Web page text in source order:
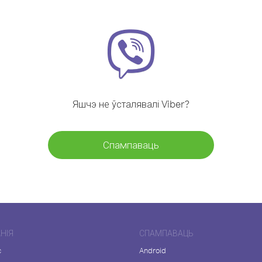
Яшчэ не ўсталявалі Viber?
Спампаваць
СПАМПАВАЦЬ
Android